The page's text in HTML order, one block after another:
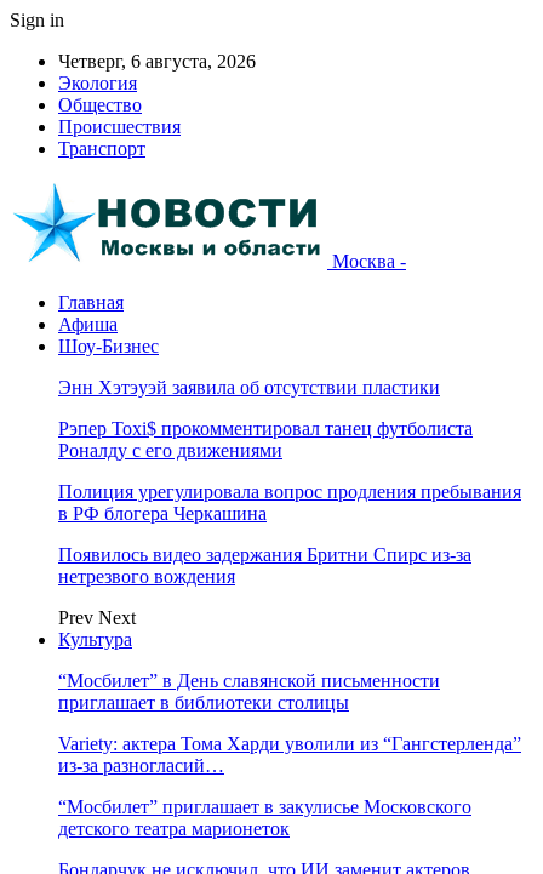
Sign in
Четверг, 6 августа, 2026
Экология
Общество
Происшествия
Транспорт
Москва -
Главная
Афиша
Шоу-Бизнес
Энн Хэтэуэй заявила об отсутствии пластики
Рэпер Toxi$ прокомментировал танец футболиста
Роналду с его движениями
Полиция урегулировала вопрос продления пребывания
в РФ блогера Черкашина
Появилось видео задержания Бритни Спирс из-за
нетрезвого вождения
Prev Next
Культура
“Мосбилет” в День славянской письменности
приглашает в библиотеки столицы
Variety: актера Тома Харди уволили из “Гангстерленда”
из-за разногласий…
“Мосбилет” приглашает в закулисье Московского
детского театра марионеток
Бондарчук не исключил, что ИИ заменит актеров